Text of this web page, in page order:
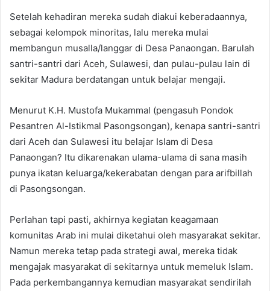
Setelah kehadiran mereka sudah diakui keberadaannya,
sebagai kelompok minoritas, lalu mereka mulai
membangun musalla/langgar di Desa Panaongan. Barulah
santri-santri dari Aceh, Sulawesi, dan pulau-pulau lain di
sekitar Madura berdatangan untuk belajar mengaji.
Menurut K.H. Mustofa Mukammal (pengasuh Pondok
Pesantren Al-Istikmal Pasongsongan), kenapa santri-santri
dari Aceh dan Sulawesi itu belajar Islam di Desa
Panaongan? Itu dikarenakan ulama-ulama di sana masih
punya ikatan keluarga/kekerabatan dengan para arifbillah
di Pasongsongan.
Perlahan tapi pasti, akhirnya kegiatan keagamaan
komunitas Arab ini mulai diketahui oleh masyarakat sekitar.
Namun mereka tetap pada strategi awal, mereka tidak
mengajak masyarakat di sekitarnya untuk memeluk Islam.
Pada perkembangannya kemudian masyarakat sendirilah